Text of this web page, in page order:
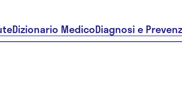
Dizionario MedicoDiagnosi e